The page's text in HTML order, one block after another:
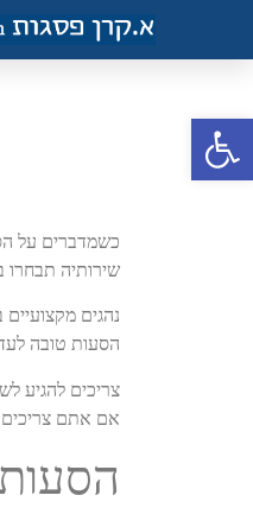
פתח סרגל
שירותיה
נהגים
הסעות טובה
צריכים להגיע
אם אתם צריכים